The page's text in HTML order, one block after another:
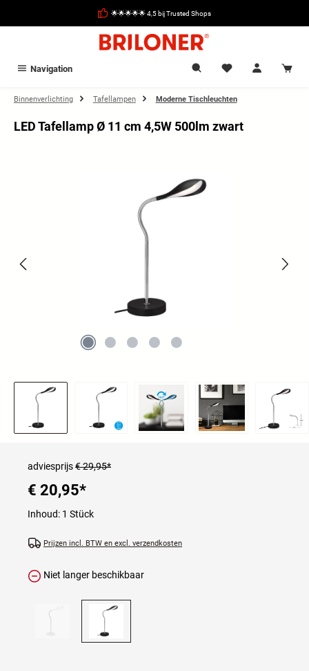
🌟🌟🌟🌟🌟 4,5 bij Trusted Shops
Navigation
Binnenverlichting Tafellampen Moderne Tischleuchten
LED Tafellamp Ø 11 cm 4,5W 500lm zwart
adviesprijs€ 29,95*
€ 20,95*
Inhoud: 1 Stück
Prijzen incl. BTW en excl. verzendkosten
Niet langer beschikbaar